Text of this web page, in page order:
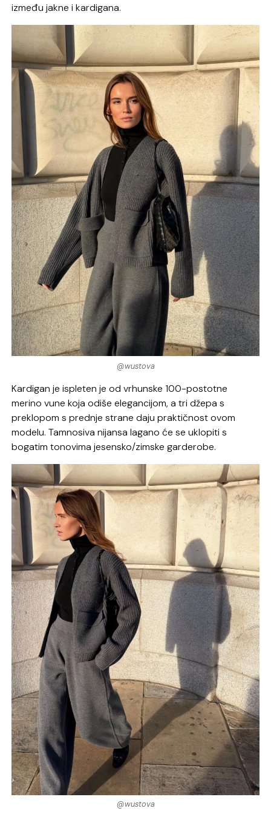
između jakne i kardigana.
@wustova
Kardigan je ispleten je od vrhunske 100-postotne
merino vune koja odiše elegancijom, a tri džepa s
preklopom s prednje strane daju praktičnost ovom
modelu. Tamnosiva nijansa lagano će se uklopiti s
bogatim tonovima jesensko/zimske garderobe.
@wustova